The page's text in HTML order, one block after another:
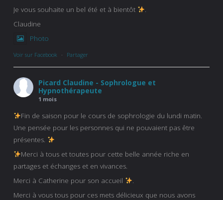
Je vous souhaite un bel été et à bientôt
.
Claudine
Photo
Voir sur Facebook · Partager
Picard Claudine - Sophrologue et
Hypnothérapeute
1 mois
Fin de saison pour le cours de sophrologie du lundi matin.
Une pensée pour les personnes qui ne pouvaient pas être
présentes.
Merci à tous et toutes pour cette belle année riche en
partages et échanges et en vivances.
Merci à Catherine pour son accueil
.
Merci à vous tous pour ces mets délicieux que nous avons